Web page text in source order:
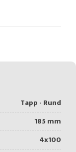
Tapp - Rund
185 mm
4x100